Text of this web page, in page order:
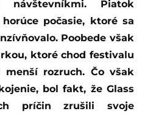
Piatok
počasie, ktoré sa
Poobede však
ktoré chod festivalu
menší rozruch. Čo však
bol fakt, že Glass
príčin zrušili svoje